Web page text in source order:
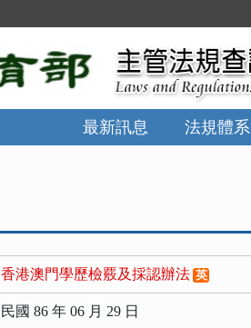
最新訊息 法規體系
香港澳門學歷檢覈及採認辦法 英
民國 86 年 06 月 29 日